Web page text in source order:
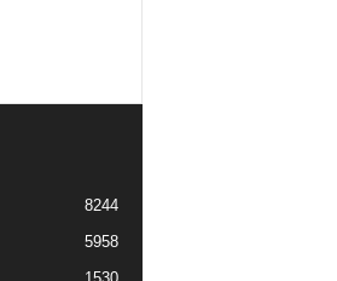
8244
5958